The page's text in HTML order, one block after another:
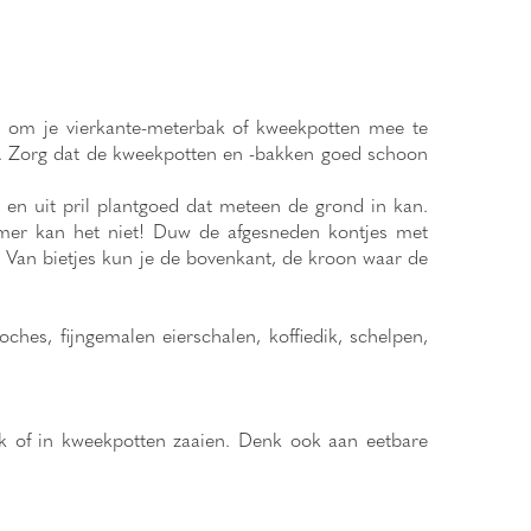
je vierkante-meterbak of kweekpotten mee te
dat de kweekpotten en -bakken goed schoon
uit pril plantgoed dat meteen de grond in kan.
kan het niet! Duw de afgesneden kontjes met
bietjes kun je de bovenkant, de kroon waar de
fijngemalen eierschalen, koffiedik, schelpen,
in kweekpotten zaaien. Denk ook aan eetbare